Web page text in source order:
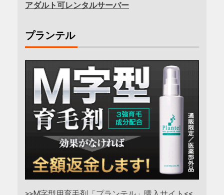
アダルト可レンタルサーバー
プランテル